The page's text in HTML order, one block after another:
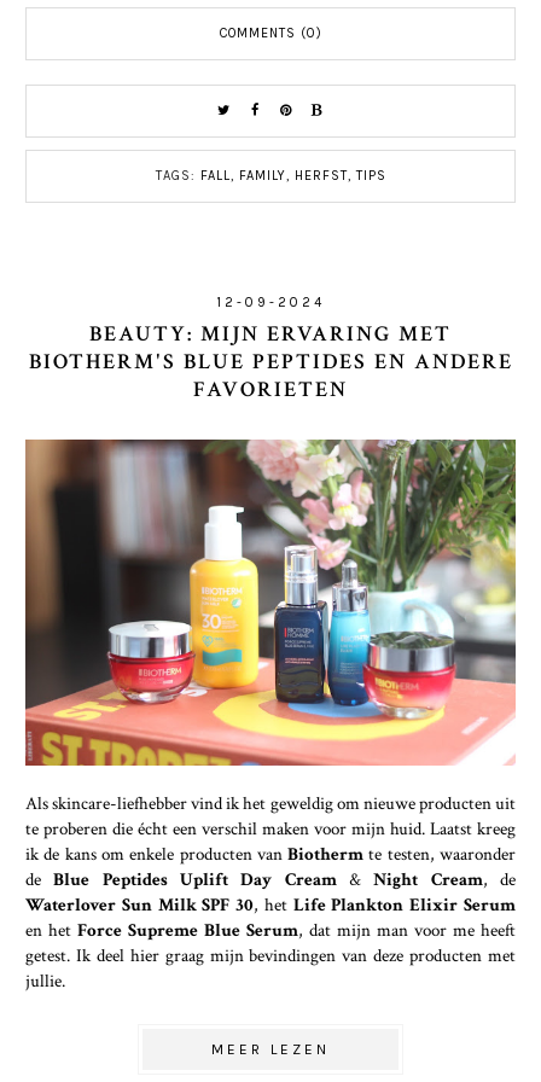
COMMENTS (0)
TAGS: FALL, FAMILY, HERFST,TIPS
12-09-2024
BEAUTY: MIJN ERVARING MET
BIOTHERM'S BLUE PEPTIDES EN ANDERE
FAVORIETEN
Als skincare-liefhebber vind ik het geweldig om nieuwe producten uit
te proberen die écht een verschil maken voor mijn huid. Laatst kreeg
ik de kans om enkele producten vanBiothermte testen, waaronder
deBlue Peptides Uplift Day Cream&Night Cream, de
Waterlover Sun Milk SPF 30, hetLife Plankton Elixir Serum
en het Force Supreme Blue Serum, dat mijn man voor me heeft
getest. Ik deel hier graag mijn bevindingen van deze producten met
jullie.
MEER LEZEN